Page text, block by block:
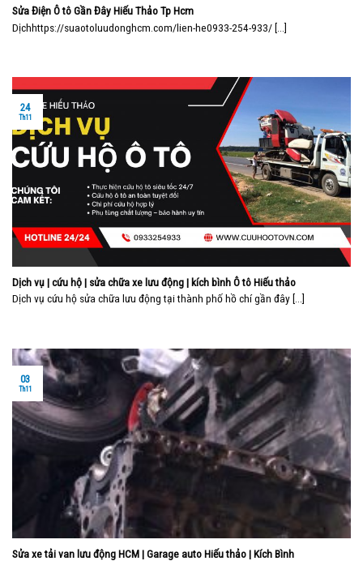
Sửa Điện Ô tô Gần Đây Hiếu Thảo Tp Hcm
Dịchhttps://suaotoluudonghcm.com/lien-he0933-254-933/ [...]
Dịch vụ | cứu hộ | sửa chữa xe lưu động | kích bình Ô tô Hiếu thảo
Dịch vụ cứu hộ sửa chữa lưu động tại thành phố hồ chí gần đây [...]
24
Th11
Sửa xe tải van lưu động HCM | Garage auto Hiếu thảo | Kích Bình
03
Th11